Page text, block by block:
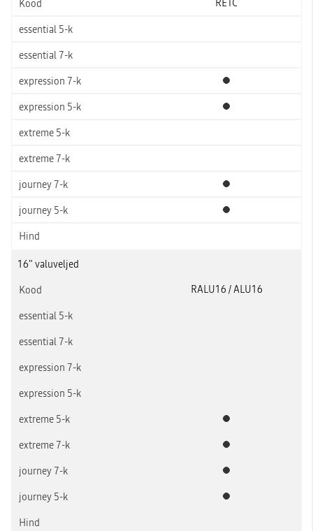
RETC
Standardvarustus
Standardvarustus
Standardvarustus
Standardvarustus
16" valuveljed
RALU16 / ALU16
Standardvarustus
Standardvarustus
Standardvarustus
Standardvarustus